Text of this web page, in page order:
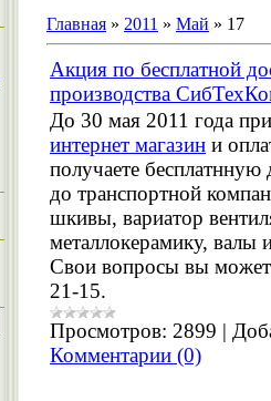
Главная » 2011 » Май » 17
Акция по бесплатной
производства
До 30 мая 2011 года
интернет магазин и
получаете бесплатнную
до транспортной
шкивы, вариатор
металлокерамику, валы
Свои вопросы вы
21-15.
Просмотров: 2899 |
Комментарии (0)